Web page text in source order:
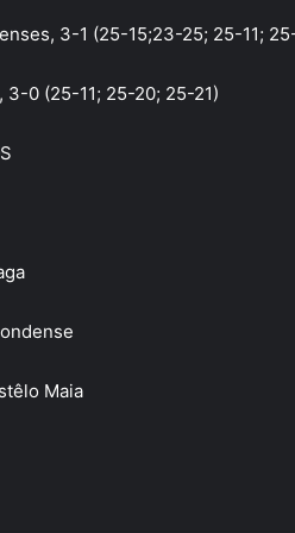
3-1 (25-15;23-25; 25-11;
3-0 (25-11; 25-20; 25-21)
Maia